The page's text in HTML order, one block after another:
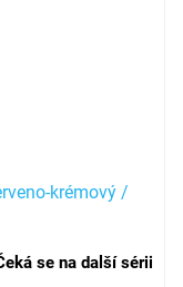
krémový /
se na další sérii